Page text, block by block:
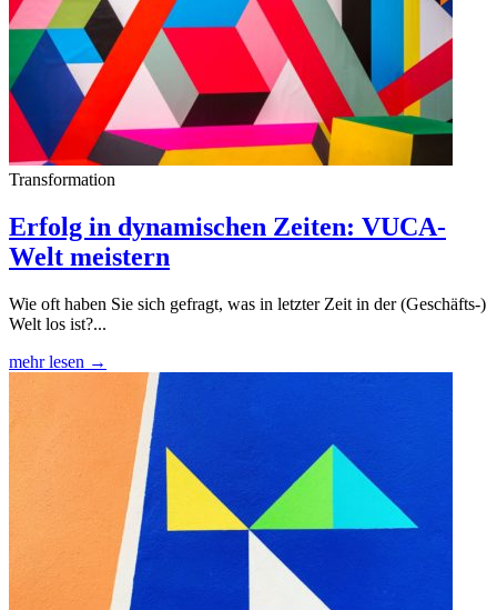
Transformation
Erfolg in dynamischen Zeiten: VUCA-
Welt meistern
Wie oft haben Sie sich gefragt, was in letzter Zeit in der (Geschäfts-)
Welt los ist?...
mehr lesen →